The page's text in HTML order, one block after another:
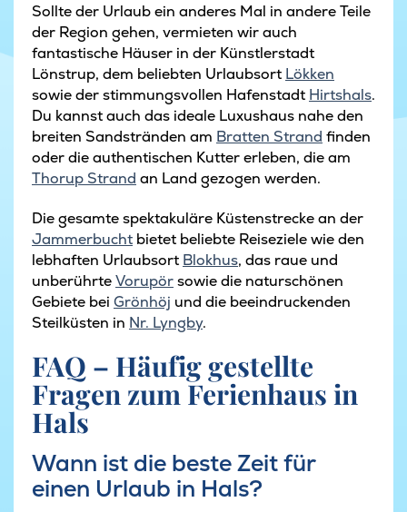
Sollte der Urlaub ein anderes Mal in andere Teile
der Region gehen, vermieten wir auch
fantastische Häuser in der Künstlerstadt
Lönstrup, dem beliebten Urlaubsort Lökken
sowie der stimmungsvollen Hafenstadt Hirtshals.
Du kannst auch das ideale Luxushaus nahe den
breiten Sandstränden am Bratten Strand finden
oder die authentischen Kutter erleben, die am
Thorup Strand an Land gezogen werden.
Die gesamte spektakuläre Küstenstrecke an der
Jammerbucht bietet beliebte Reiseziele wie den
lebhaften Urlaubsort Blokhus, das raue und
unberührteVorupörsowie die naturschönen
Gebiete bei Grönhöj und die beeindruckenden
Steilküsten in Nr. Lyngby.
FAQ – Häufig gestellte
Fragen zum Ferienhaus in
Hals
Wann ist die beste Zeit für
einen Urlaub in Hals?